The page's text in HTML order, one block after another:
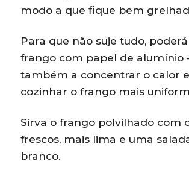
modo a que fique bem
Para que não suje tudo,
frango com papel de alumínio
também a concentrar o calor
cozinhar o frango mais
Sirva o frango polvilhado com
frescos, mais lima e uma
branco.